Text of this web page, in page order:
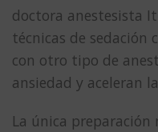
doctora anestesista
técnicas de sedación
con otro tipo de
ansiedad y aceleran
La única preparación